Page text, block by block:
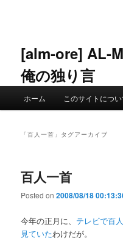
ン
へ
ツ
移
[alm-ore] AL-
俺の独り言
ホーム このサイトにつ
「百人一首 」タグアーカイブ
百人一首
Posted on2008/08/18
今年の正月に、 テレビで百
見ていたわけだが。